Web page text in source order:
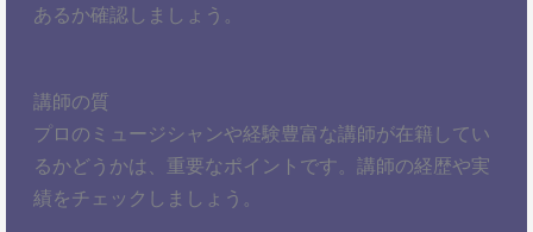
あるか確認しましょう。
講師の質
プロのミュージシャンや経験豊富な講師が在籍してい
るかどうかは、重要なポイントです。講師の経歴や実
績をチェックしましょう。